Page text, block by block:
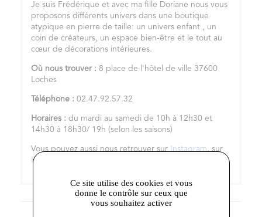
Je suis Frédérique et avec ma fille Doriane nous vous
proposons différents univers dans une boutique
atypique en pierre de taille: un univers enfant , un
coin de créateurs, un espace bien-être et le tout au
cœur de décorations intérieures.
Où nous trouver : 8 place de l'hôtel de ville 37600
Loches
Téléphone : 02.47.92.57.32
Horaires : du mardi au samedi de 10h à 12h30 et
14h30 à 18h30/ 19h (selon les saisons)
Vous pouvez aussi nous retrouver sur Instagram, sur
Facebook
Ce site utilise des cookies et vous
donne le contrôle sur ceux que
vous souhaitez activer